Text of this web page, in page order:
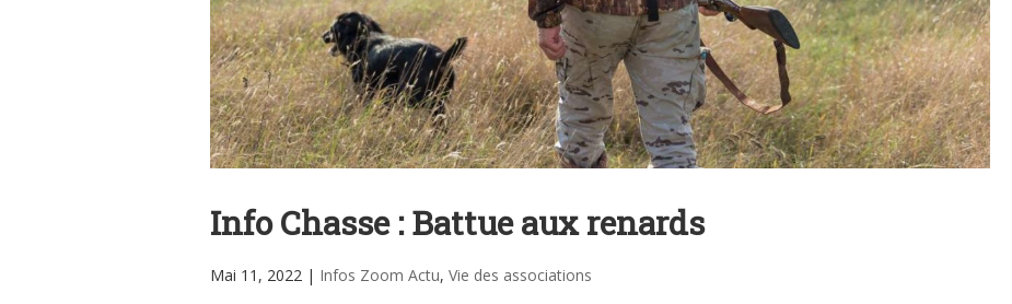
Info Chasse : Battue aux renards
Mai 11, 2022 | Infos Zoom Actu, Vie des associations